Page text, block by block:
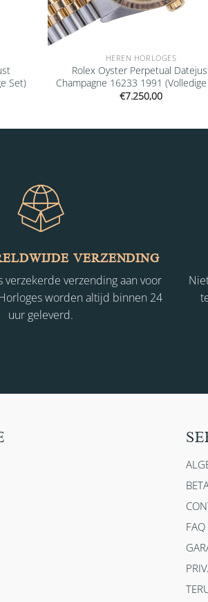
Set)
HEREN HORLOGES
Rolex Oyster Perpetual
Champagne 16233 1991
€7.250,00
VERZENDING
verzekerde verzending aan voor
worden altijd binnen 24
uur geleverd.
FAQ